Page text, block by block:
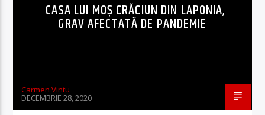
CASA LUI MOŞ CRĂCIUN DIN LAPONIA,
GRAV AFECTATĂ DE PANDEMIE
Carmen Vintu
DECEMBRIE 28, 2020